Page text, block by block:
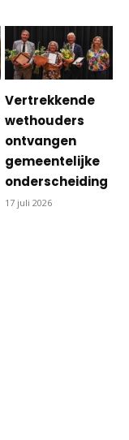
Vertrekkende
wethouders
ontvangen
gemeentelijke
onderscheiding
17 juli 2026